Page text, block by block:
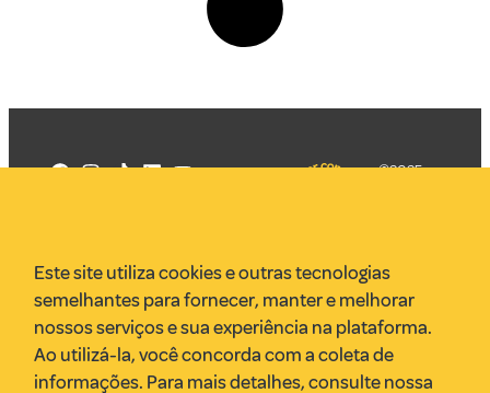
VR Assessoria
Parcerias
Envie uma pauta
Anuncie
©2025
Este site utiliza cookies e outras tecnologias
semelhantes para fornecer, manter e melhorar
nossos serviços e sua experiência na plataforma.
Ao utilizá-la, você concorda com a coleta de
informações. Para mais detalhes, consulte nossa